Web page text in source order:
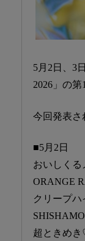
5月2日、3
2026」の
今回発表さ
■5月2日
おいしくる
ORANGE
クリープハ
SHISHAMO
超ときめ